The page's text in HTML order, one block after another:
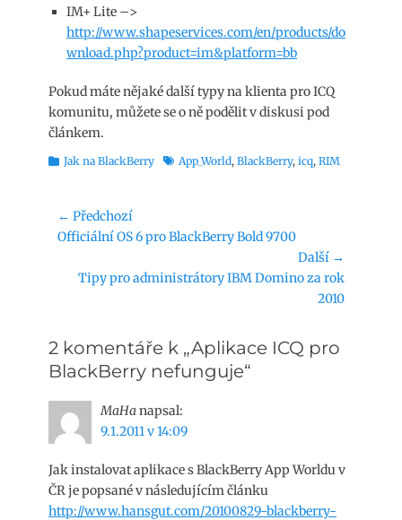
IM+ Lite –>
http://www.shapeservices.com/en/products/do
wnload.php?product=im&platform=bb
Pokud máte nějaké další typy na klienta pro ICQ
komunitu, můžete se o ně podělit v diskusi pod
článkem.
Rubriky
Jak na BlackBerry ŠtítkyApp_World, BlackBerry, icq, RIM
Navigace
pro
← Předchozí
Předchozí
Officiální OS 6 pro BlackBerry Bold 9700
Další →
Následující
Tipy pro administrátory IBM Domino za rok
2010
2 komentáře k „Aplikace ICQ pro
BlackBerry nefunguje“
MaHanapsal:
9.1.2011 v 14:09
Jak instalovat aplikace s BlackBerry App Worldu v
ČR je popsané v následujícím článku
http://www.hansgut.com/20100829-blackberry-